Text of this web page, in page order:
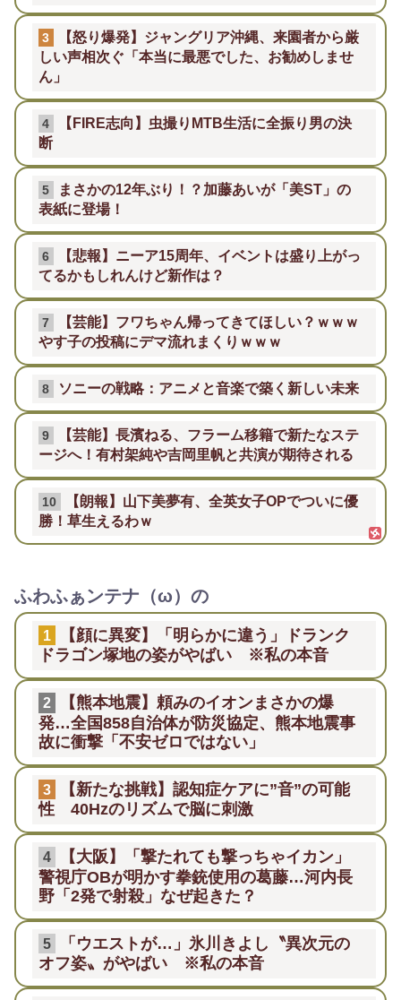
3
【怒り爆発】ジャングリア沖縄、来園者から厳
しい声相次ぐ「本当に最悪でした、お勧めしませ
ん」
4
【FIRE志向】虫撮りMTB生活に全振り男の決
断
5
まさかの12年ぶり！？加藤あいが「美ST」の
表紙に登場！
6
【悲報】ニーア15周年、イベントは盛り上がっ
てるかもしれんけど新作は？
7
【芸能】フワちゃん帰ってきてほしい？ｗｗｗ
やす子の投稿にデマ流れまくりｗｗｗ
8 ソニーの戦略：アニメと音楽で築く新しい未来
9
【芸能】長濱ねる、フラーム移籍で新たなステ
ージへ！有村架純や吉岡里帆と共演が期待される
10
【朗報】山下美夢有、全英女子OPでついに優
勝！草生えるわｗ
ふわふぁンテナ（ω）の
1
【顔に異変】「明らかに違う」ドランク
ドラゴン塚地の姿がやばい ※私の本音
2
【熊本地震】頼みのイオンまさかの爆
発…全国858自治体が防災協定、熊本地震事
故に衝撃「不安ゼロではない」
3
【新たな挑戦】認知症ケアに”音”の可能
性 40Hzのリズムで脳に刺激
4
【大阪】「撃たれても撃っちゃイカン」
警視庁OBが明かす拳銃使用の葛藤…河内長
野「2発で射殺」なぜ起きた？
5
「ウエストが…」氷川きよし〝異次元の
オフ姿〟がやばい ※私の本音